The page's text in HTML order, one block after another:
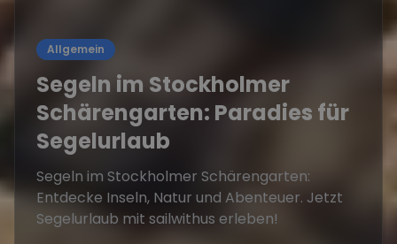
Allgemein
Segeln im Stockholmer
Schärengarten: Paradies für
Segelurlaub
Segeln im Stockholmer Schärengarten:
Entdecke Inseln, Natur und Abenteuer. Jetzt
Segelurlaub mit sailwithus erleben!